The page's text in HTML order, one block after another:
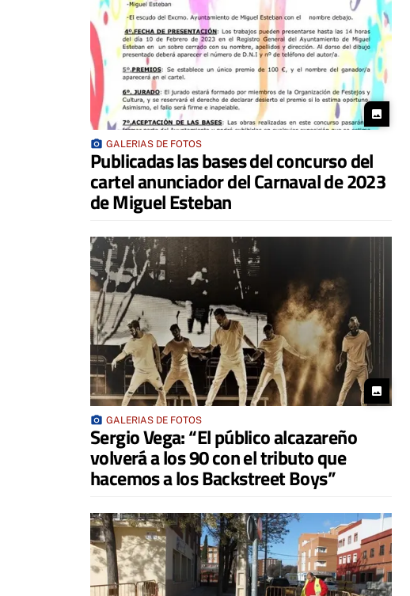
photo
photo_camera GALERIAS DE FOTOS
Publicadas las bases del concurso del
cartel anunciador del Carnaval de 2023
de Miguel Esteban
photo
photo_camera GALERIAS DE FOTOS
Sergio Vega: “El público alcazareño
volverá a los 90 con el tributo que
hacemos a los Backstreet Boys”